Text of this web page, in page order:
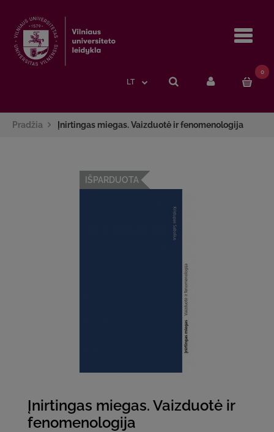
LT
0
Pradžia Įnirtingas miegas. Vaizduotė ir fenomenologija
IŠPARDUOTA
Įnirtingas miegas. Vaizduotė ir
fenomenologija